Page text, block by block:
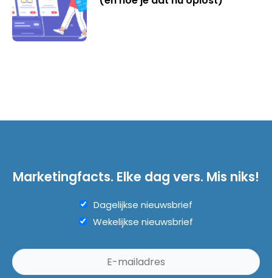
Marketingfacts. Elke dag vers. Mis niks!
Dagelijkse nieuwsbrief
Wekelijkse nieuwsbrief